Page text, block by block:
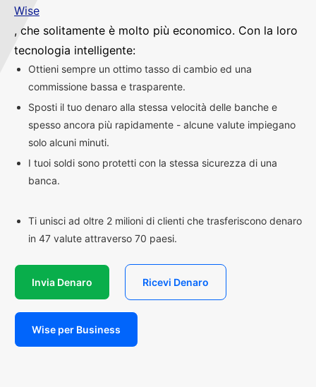
Wise
, che solitamente è molto più economico. Con la loro
tecnologia intelligente:
Ottieni sempre un ottimo tasso di cambio ed una
commissione bassa e trasparente.
Sposti il tuo denaro alla stessa velocità delle banche e
spesso ancora più rapidamente - alcune valute impiegano
solo alcuni minuti.
I tuoi soldi sono protetti con la stessa sicurezza di una
banca.
Ti unisci ad oltre 2 milioni di clienti che trasferiscono denaro
in 47 valute attraverso 70 paesi.
Invia Denaro Ricevi Denaro
Wise per Business